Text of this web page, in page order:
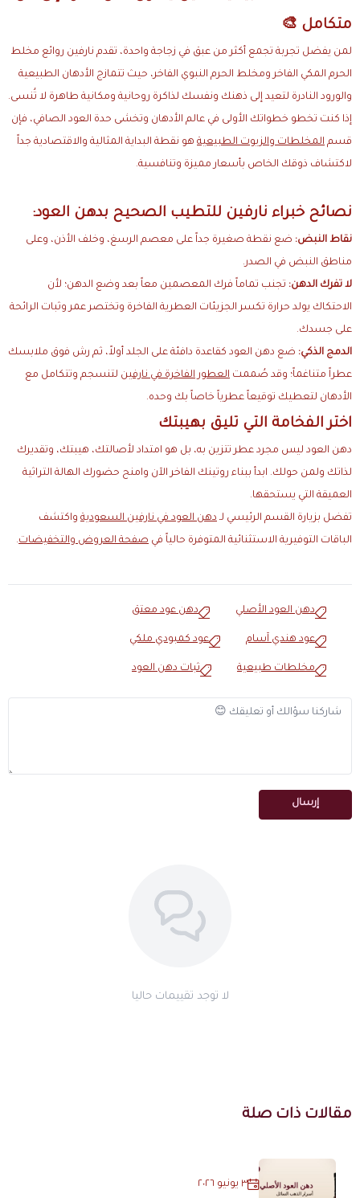
متكامل 🎨
لمن يفضل تجربة تجمع أكثر من عبق في زجاجة واحدة، تقدم نارفين روائع مخلط
الحرم المكي الفاخر ومخلط الحرم النبوي الفاخر، حيث تتمازج الأدهان الطبيعية
والورود النادرة لتعيد إلى ذهنك ونفسك لذاكرة روحانية ومكانية طاهرة لا تُنسى.
إذا كنت تخطو خطواتك الأولى في عالم الأدهان وتخشى حدة العود الصافي، فإن
قسم المخلطات والزيوت الطبيعية هو نقطة البداية المثالية والاقتصادية جداً
لاكتشاف ذوقك الخاص بأسعار مميزة وتنافسية.
نصائح خبراء نارفين للتطيب الصحيح بدهن العود:
نقاط النبض: ضع نقطة صغيرة جداً على معصم الرسغ، وخلف الأذن، وعلى
مناطق النبض في الصدر.
لا تفرك الدهن: تجنب تماماً فرك المعصمين معاً بعد وضع الدهن؛ لأن
الاحتكاك يولد حرارة تكسر الجزيئات العطرية الفاخرة وتختصر عمر وثبات الرائحة
على جسدك.
الدمج الذكي: ضع دهن العود كقاعدة دافئة على الجلد أولاً، ثم رش فوق ملابسك
عطراً متناغماً؛ وقد صُممت العطور الفاخرة في نارفين لتنسجم وتتكامل مع
الأدهان لتعطيك توقيعاً عطرياً خاصاً بك وحده.
اختر الفخامة التي تليق بهيبتك
دهن العود ليس مجرد عطر تتزين به، بل هو امتداد لأصالتك، هيبتك، وتقديرك
لذاتك ولمن حولك. ابدأ ببناء روتينك الفاخر الآن وامنح حضورك الهالة التراثية
العميقة التي يستحقها.
تفضل بزيارة القسم الرئيسي لـ دهن العود في نارفين السعودية واكتشف
الباقات التوفيرية الاستثنائية المتوفرة حالياً في صفحة العروض والتخفيضات.
دهن العود الأصلي دهن عود معتق
عود هندي آسام عود كمبودي ملكي
مخلطات طبيعية ثبات دهن العود
إرسال
لا توجد تقييمات حاليا
مقالات ذات صلة
٣ يونيو ٢٠٢٦